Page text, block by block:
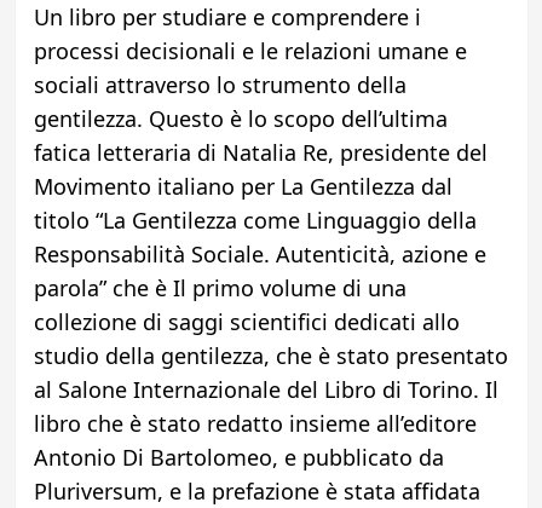
Un libro per studiare e comprendere i
processi decisionali e le relazioni umane e
sociali attraverso lo strumento della
gentilezza. Questo è lo scopo dell’ultima
fatica letteraria di Natalia Re, presidente del
Movimento italiano per La Gentilezza dal
titolo “La Gentilezza come Linguaggio della
Responsabilità Sociale. Autenticità, azione e
parola” che è Il primo volume di una
collezione di saggi scientifici dedicati allo
studio della gentilezza, che è stato presentato
al Salone Internazionale del Libro di Torino. Il
libro che è stato redatto insieme all’editore
Antonio Di Bartolomeo, e pubblicato da
Pluriversum, e la prefazione è stata affidata